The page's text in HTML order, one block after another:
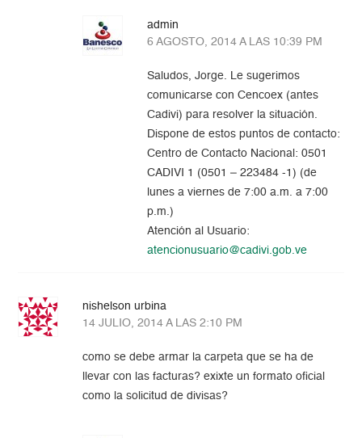
admin
6 AGOSTO, 2014 A LAS 10:39 PM
Saludos, Jorge. Le sugerimos
comunicarse con Cencoex (antes
Cadivi) para resolver la situación.
Dispone de estos puntos de contacto:
Centro de Contacto Nacional: 0501
CADIVI 1 (0501 – 223484 -1) (de
lunes a viernes de 7:00 a.m. a 7:00
p.m.)
Atención al Usuario:
atencionusuario@cadivi.gob.ve
nishelson urbina
14 JULIO, 2014 A LAS 2:10 PM
como se debe armar la carpeta que se ha de
llevar con las facturas? exixte un formato oficial
como la solicitud de divisas?